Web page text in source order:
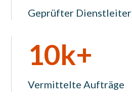
Geprüfter Dienstleiter
10k+
Vermittelte Aufträge